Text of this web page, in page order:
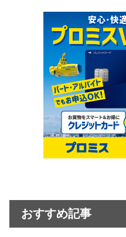
おすすめ記事